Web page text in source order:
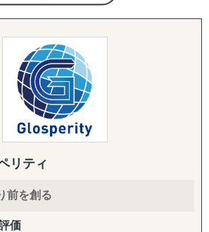
動するために必要な土台をつくる
銀行口座）
ィス・倉庫・店舗・住居）
ジ（許認可・内装・採用・集客）
地スタッフ採用）
査・分析に関しては、外部環境の影響
析や、ビジネスモデルの仮説検証など
」に実施しております。なぜその情報
イアントのご相談背景まですり合わせ
ていることが強みとなっています。
ついては、対象企業の強みや弱みを把
分析、マーケットシェアや競合企業の
その企業がなぜ成功・失敗したのか」
ます。
タや分析から、具体的な戦略と実行可
っております。貴社の「適切な経営判
的かつ包括的な支援を心がけていま
リティ
前を創る
価